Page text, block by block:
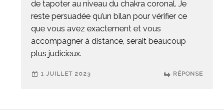
de tapoter au niveau du chakra coronal. Je
reste persuadée qu’un bilan pour vérifier ce
que vous avez exactement et vous
accompagner à distance, serait beaucoup
plus judicieux.
1 JUILLET 2023 RÉPONSE